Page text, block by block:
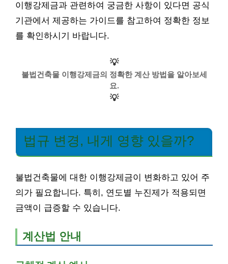
이행강제금과 관련하여 궁금한 사항이 있다면 공식
기관에서 제공하는 가이드를 참고하여 정확한 정보
를 확인하시기 바랍니다.
💡
불법건축물 이행강제금의 정확한 계산 방법을 알아보세
요.
💡
법규 변경, 내게 영향 있을까?
불법건축물에 대한 이행강제금이 변화하고 있어 주
의가 필요합니다. 특히, 연도별 누진제가 적용되면
금액이 급증할 수 있습니다.
계산법 안내